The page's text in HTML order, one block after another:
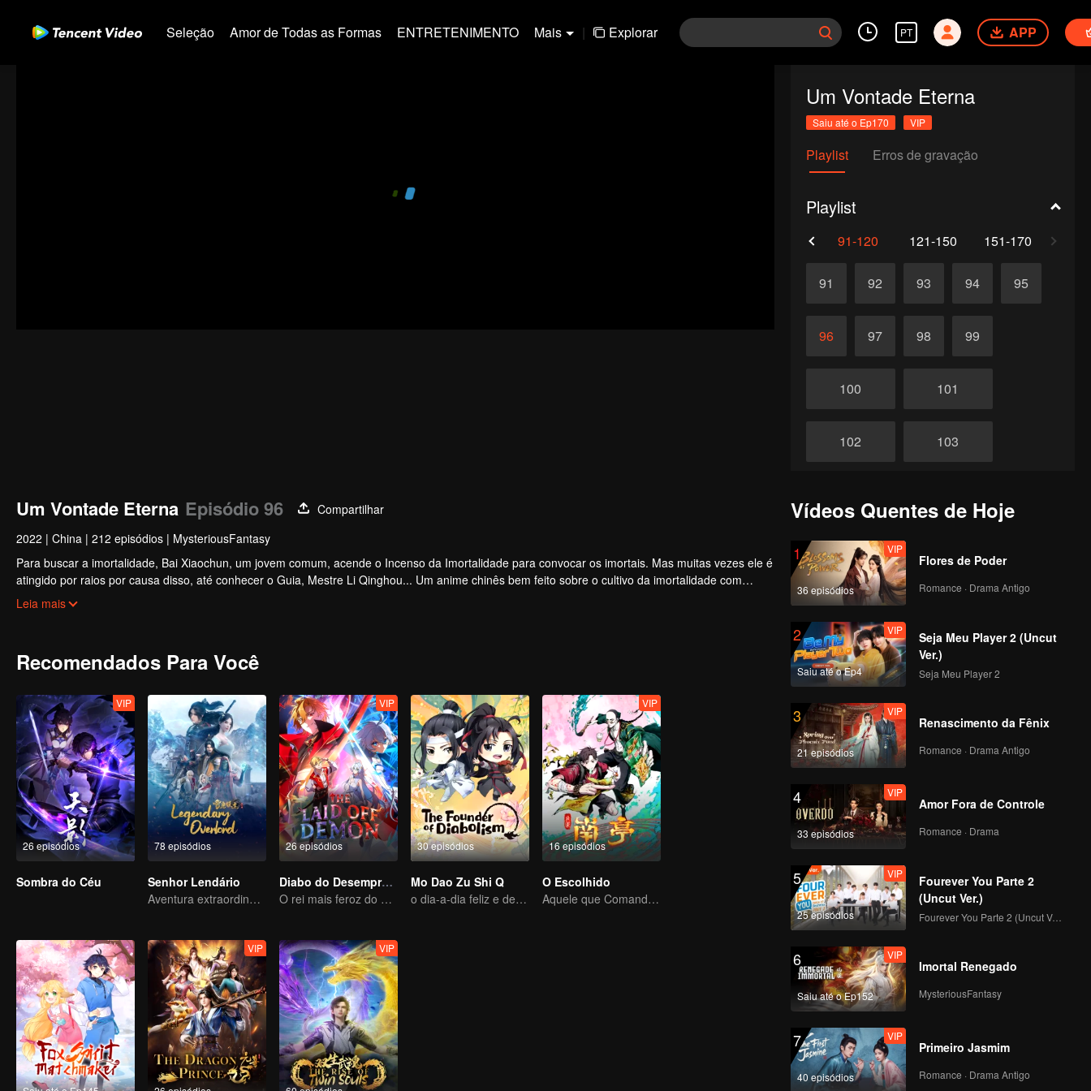
Seleção Amor de Todas as Formas ENTRETENIMENTO Mais | Explorar PT APP
Um Vontade Eterna
Saiu até o Ep170 VIP
Playlist Erros de gravação
Playlist
91-120 121-150 151-170
91 92 93 94 95
96 97 98 99
100 101
102 103
106
108
110 111
112
114 115
116 117
118
120
Um Vontade Eterna Episódio 96
Compartilhar
2022 | China | 212 episódios | MysteriousFantasy
Para buscar a imortalidade, Bai Xiaochun, um jovem comum, acende o Incenso da Imortalidade para convocar os imortais. Mas muitas vezes ele é
atingido por raios por causa disso, até conhecer o Guia, Mestre Li Qinghou... Um anime chinês bem feito sobre o cultivo da imortalidade com
inúmeras tramas divertidas. Venha assistir para encher seu verão de alegria.
Leia mais
Recomendados Para Você
26 episódios
VIP
Sombra do Céu
78 episódios
Senhor Lendário
Aventura extraordinária, um adolescente renascido da adversidade
26 episódios
VIP
Diabo do Desemprego
O rei mais feroz do mundo demoníaco
30 episódios
Mo Dao Zu Shi Q
o dia-a-dia feliz e descansado
16 episódios
VIP
O Escolhido
Aquele que Comanda os Céus — Que Comece a Batalha!
VIP VIP
Vídeos Quentes de Hoje
1
36 episódios
VIP
Flores de Poder
Romance · Drama Antigo
2
Saiu até o Ep4
VIP
Seja Meu Player 2 (Uncut
Ver.)
Seja Meu Player 2
3
21 episódios
VIP
Renascimento da Fênix
Romance · Drama Antigo
4
33 episódios
VIP
Amor Fora de Controle
Romance · Drama
5
25 episódios
VIP
Fourever You Parte 2
(Uncut Ver.)
Fourever You Parte 2 (Uncut Ver.)
6
Saiu até o Ep152
VIP
Imortal Renegado
MysteriousFantasy
7
40 episódios
VIP
Primeiro Jasmim
Romance · Drama Antigo